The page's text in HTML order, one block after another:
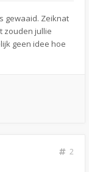
gewaaid. Zeiknat
zouden jullie
geen idee hoe
2